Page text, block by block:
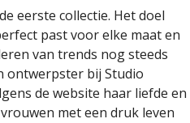
eerste collectie. Het doel
past voor elke maat en
van trends nog steeds
ontwerpster bij Studio
de website haar liefde en
met een druk leven